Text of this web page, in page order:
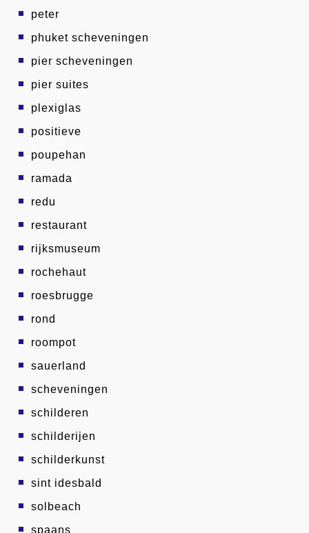
peter
phuket scheveningen
pier scheveningen
pier suites
plexiglas
positieve
poupehan
ramada
redu
restaurant
rijksmuseum
rochehaut
roesbrugge
rond
roompot
sauerland
scheveningen
schilderen
schilderijen
schilderkunst
sint idesbald
solbeach
spaans